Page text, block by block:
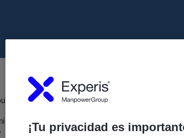
junio de 2026. Versión 1.0.
y condiciones de uso (T&C), regidas por la
las funcionalidades y servicios
¡Tu privacidad es